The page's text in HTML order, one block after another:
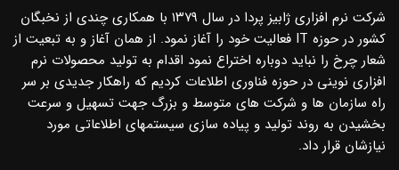
شرکت نرم افزاری ژابیز پردا در سال ۱۳۷۹ با همکاری چندی از نخبگان
کشور در حوزه IT فعالیت خود را آغاز نمود. از همان آغاز و به تبعیت از
شعار چرخ را نباید دوباره اختراع نمود اقدام به تولید محصولات نرم
افزاری نوینی در حوزه فناوری اطلاعات کردیم که راهکار جدیدی بر سر
راه سازمان ها و شرکت های متوسط و بزرگ جهت تسهیل و سرعت
بخشیدن به روند تولید و پیاده سازی سیستمهای اطلاعاتی مورد
نیازشان قرار داد.